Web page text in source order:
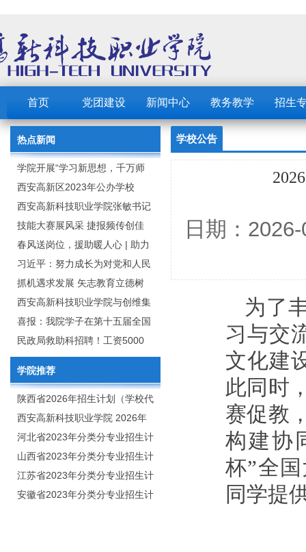
首页 党团建设 新闻中心 教务教学 招生
热点新闻
学院开展“学习新思想，千万师
生同上一堂课”活动
西安高新区2023年公办学校
（园） 公开招聘教职工公告
西安高新科技职业学院张敏书记
为全院师生党员上党课
技能大赛展风采 捷报频传创佳
绩：西安高新科技职业学院师生
在2023年陕西省职业技能大赛中
取佳绩
春风送岗位，援助暖人心 | 助力
毕业生求职就业
习近平：努力成长为对党和人民
忠诚可靠、堪当时代重任的栋梁
之才
抓机遇求发展 矢志教育立德树
人：西安高新科技职业学院召开
2020年年终总结暨表彰网络视频
会
西安高新科技职业学院与创维集
团举行校企合作签约仪式
喜报：我院学子在第十五届全国
大学生广告艺术大赛（大广
赛）、第十一届未来设计师.高校
数字艺术设计大赛（NCDA）国
赛中喜获佳绩
民政局救助科招聘！工资5000
元/月
学院推荐
陕西省2026年招生计划（学校代
码：8103）
西安高新科技职业学院 2026年
招生章程
河北省2023年分类分专业招生计
划（院校代号：1889）
山西省2023年分类分专业招生计
划（院校代号：5560）
江苏省2023年分类分专业招生计
划（院校代号：8931）
安徽省2023年分类分专业招生计
学校公告
日期：
为了
习与交
文化建
此同时
赛促教
构建协
杯”全
同学提